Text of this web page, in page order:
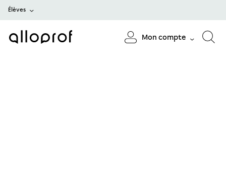
Élèves
Mon compte